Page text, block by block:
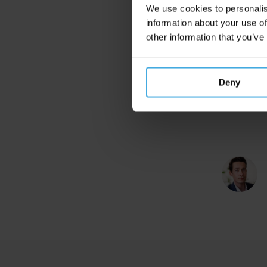
We use cookies to
information about your use
other information that
Deny